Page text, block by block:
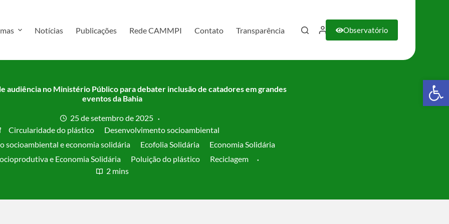
Notícias Publicações Rede CAMMPI Contato Transparência Observatório
audiência no Ministério Público para debater inclusão de catadores em grandes
eventos da Bahia
25 de setembro de 2025
Circularidade do plástico
Desenvolvimento socioambiental
socioambiental e economia solidária
Ecofolia Solidária
Economia Solidária
e Economia Solidária
Poluição do plástico
Reciclagem
2 mins
Barra de Ferramentas Aberta